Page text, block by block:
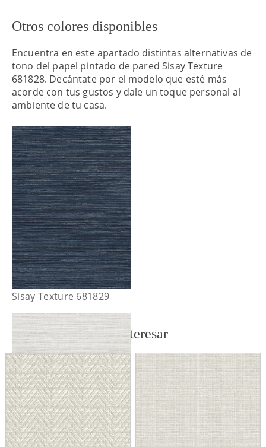
Otros colores disponibles
Encuentra en este apartado distintas alternativas de
tono del papel pintado de pared Sisay Texture
681828. Decántate por el modelo que esté más
acorde con tus gustos y dale un toque personal al
ambiente de tu casa.
Sisay Texture 681829
También te puede interesar